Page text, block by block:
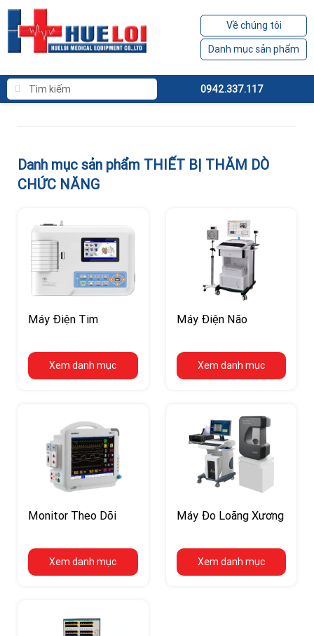
Về chúng tôi
Danh mục sản phẩm
0942.337.117
Danh mục sản phẩm THIẾT BỊ THĂM DÒ
CHỨC NĂNG
Máy Điện Tim
Xem danh mục
Máy Điện Não
Xem danh mục
Monitor Theo Dõi
Xem danh mục
Máy Đo Loãng Xương
Xem danh mục